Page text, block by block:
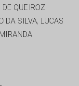
QUEIROZ
DA SILVA, LUCAS